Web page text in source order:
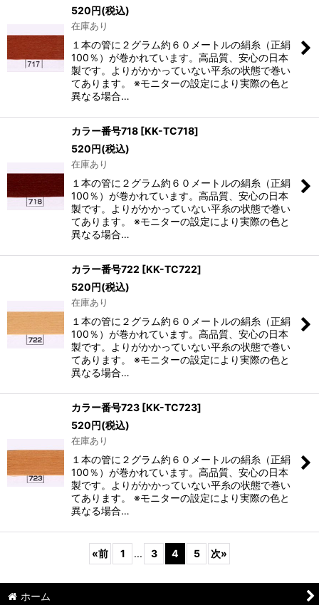
520円(税込)
在庫あり
１本の管に２グラム約６０メートルの絹糸（正絹
100％）が巻かれています。高品質、安心の日本
製です。よりがかかっていない平糸の状態で巻い
てあります。 ※モニターの設定により実際の色と
異なる場合…
カラー番号718 [KK-TC718]
520円(税込)
在庫あり
１本の管に２グラム約６０メートルの絹糸（正絹
100％）が巻かれています。高品質、安心の日本
製です。よりがかかっていない平糸の状態で巻い
てあります。 ※モニターの設定により実際の色と
異なる場合…
カラー番号722 [KK-TC722]
520円(税込)
在庫あり
１本の管に２グラム約６０メートルの絹糸（正絹
100％）が巻かれています。高品質、安心の日本
製です。よりがかかっていない平糸の状態で巻い
てあります。 ※モニターの設定により実際の色と
異なる場合…
カラー番号723 [KK-TC723]
520円(税込)
在庫あり
１本の管に２グラム約６０メートルの絹糸（正絹
100％）が巻かれています。高品質、安心の日本
製です。よりがかかっていない平糸の状態で巻い
てあります。 ※モニターの設定により実際の色と
異なる場合…
«前 1 ... 3 4 5 次»
ホーム